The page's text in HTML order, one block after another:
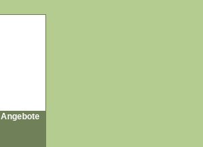
Angebote